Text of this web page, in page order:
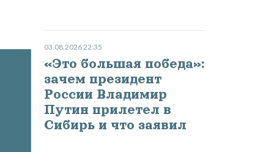
03.08.2026 22:35
«Это большая победа»:
зачем президент
России Владимир
Путин прилетел в
Сибирь и что заявил